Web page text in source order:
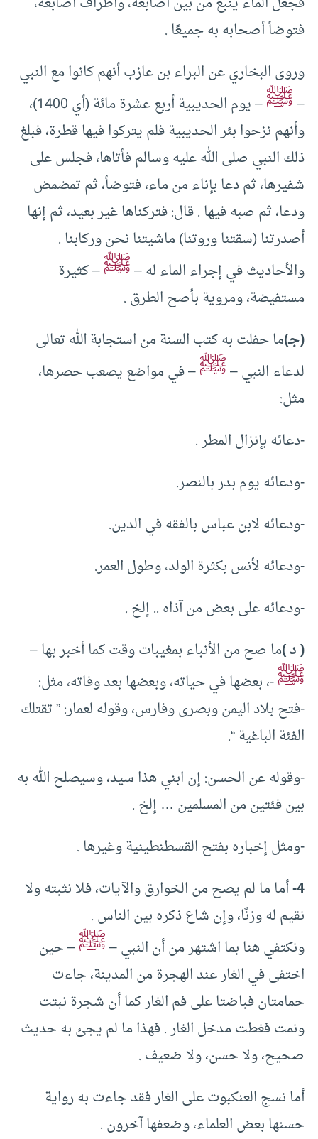
فتوضأ أصحابه به جميعًا .
وروى البخاري عن البراء بن عازب أنهم كانوا مع النبي
–ﷺ
– يوم الحديبية أربع عشرة مائة (أي 1400)،
وأنهم نزحوا بئر الحديبية فلم يتركوا فيها قطرة، فبلغ
ذلك النبي صلى الله عليه وسالم فأتاها، فجلس على
شفيرها، ثم دعا بإناء من ماء، فتوضأ، ثم تمضمض
ودعا، ثم صبه فيها . قال: فتركناها غير بعيد، ثم إنها
أصدرتنا (سقتنا وروتنا) ماشيتنا نحن وركابنا .
والأحاديث في إجراء الماء له –ﷺ– كثيرة
مستفيضة، ومروية بأصح الطرق .
(جـ)ما حفلت به كتب السنة من استجابة الله تعالى
لدعاء النبي –ﷺ– في مواضع يصعب حصرها،
مثل:
-دعائه بإنزال المطر .
-ودعائه يوم بدر بالنصر.
-ودعائه لابن عباس بالفقه في الدين.
-ودعائه لأنس بكثرة الولد، وطول العمر.
-ودعائه على بعض من آذاه .. إلخ .
( د )ما صح من الأنباء بمغيبات وقت كما أخبر بها –
ﷺ-، بعضها في حياته، وبعضها بعد وفاته، مثل:
-فتح بلاد اليمن وبصرى وفارس، وقوله لعمار: ” تقتلك
الفئة الباغية “.
-وقوله عن الحسن: إن ابني هذا سيد، وسيصلح الله به
بين فئتين من المسلمين … إلخ .
-ومثل إخباره بفتح القسطنطينية وغيرها .
4- أما ما لم يصح من الخوارق والآيات، فلا نثبته ولا
نقيم له وزنًا، وإن شاع ذكره بين الناس .
ونكتفي هنا بما اشتهر من أن النبي –ﷺ– حين
اختفى في الغار عند الهجرة من المدينة، جاءت
حمامتان فباضتا على فم الغار كما أن شجرة نبتت
ونمت فغطت مدخل الغار . فهذا ما لم يجئ به حديث
صحيح، ولا حسن، ولا ضعيف .
أما نسج العنكبوت على الغار فقد جاءت به رواية
حسنها بعض العلماء، وضعفها آخرون .